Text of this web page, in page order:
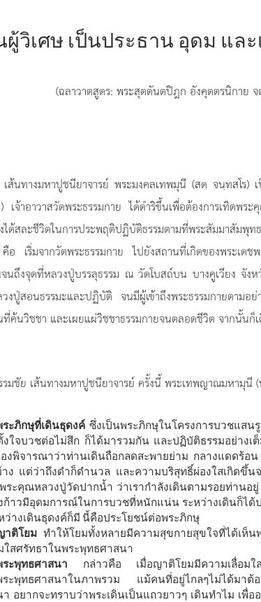
ผู้วิเศษ เป็นประธาน อุดม และ
(ฉลาวาตสูตร: พระสุตตันตปิฎก อังคุตตรนิกาย
เส้นทางมหาปูชนียาจารย์ พระมงคลเทพมุนี (สด จนฺทสโร)
จ้าอาวาสวัดพระธรรมกาย ได้ดำริขึ้นเพื่อต้องการเทิดพ
สละชีวิตในการประพฤติปฏิบัติธรรมตามที่พระสัมมาสัมพุท
อ เริ่มจากวัดพระธรรมกาย ไปยังสถานที่เกิดของพระเ
นถึงจุดที่หลวงปู่บรรลุธรรม ณ วัดโบสถ์บน บางคูเวียง จัง
ปู่สอนธรรมะและปฏิบัติ จนมีผู้เข้าถึงพระธรรมกายตามอ
ค้นวิชชา และเผยแผ่วิชชาธรรมกายจนตลอดชีวิต จากนั้นก็
รมชัย เส้นทางมหาปูชนียาจารย์ ครั้งนี้ พระเทพญาณมหามุนี
ระภิกษุที่เดินธุดงค์ซึ่งเป็นพระภิกษุในโครงการบวชแส
ใจบวชต่อไม่สึก ก็ได้มารวมกัน และปฏิบัติธรรมอย่างเ
งพิจารณาว่าท่านเดินถือกลดสะพายย่าม กลางแดดร้
ง แต่ว่าถึงดำก็ดำนวล และความบริสุทธิ์ผ่องใสเกิดขึ้น
ระคุณหลวงปู่วัดปากน้ำ ว่าเรากำลังเดินตามรอยท่านอ
ก้าวมีอุดมการณ์ในการบวชที่หนักแน่น ระหว่างเดินก็ได้
ว่างเดินธุดงค์ก็มี นี้คือประโยชน์ต่อพระภิกษุ
าติโยม ทำให้โยมทั้งหลายมีความสุขกายสุขใจที่ได้เห็
ใสศรัทธาในพระพุทธศาสนา
ะพุทธศาสนา กล่าวคือ เมื่อญาติโยมมีความเลื่อมใ
ระพุทธศาสนาในภาพรวม แม้คนที่อยู่ไกลๆไม่ได้มาต้
อยากจะทราบว่าพระเดินเป็นแถวยาวๆ เดินทำไม เพื่อ